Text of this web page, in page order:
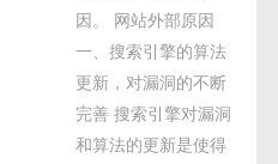
因。 网站外部原因
一、搜索引擎的算法
更新，对漏洞的不断
完善 搜索引擎对漏洞
和算法的更新是使得